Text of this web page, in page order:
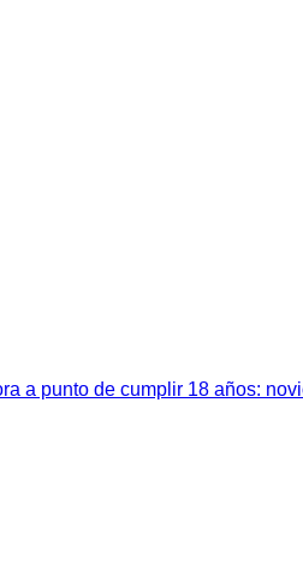
a punto de cumplir 18 años: